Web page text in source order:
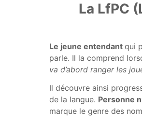
La LfPC
Le jeune entendant qui
parle. Il la comprend
va d’abord ranger les
Il découvre ainsi
de la langue. Personne
marque le genre des